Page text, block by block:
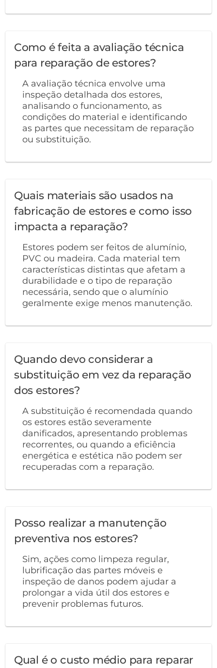
Como é feita a avaliação técnica
para reparação de estores?
A avaliação técnica envolve uma
inspeção detalhada dos estores,
analisando o funcionamento, as
condições do material e identificando
as partes que necessitam de reparação
ou substituição.
Quais materiais são usados na
fabricação de estores e como isso
impacta a reparação?
Estores podem ser feitos de alumínio,
PVC ou madeira. Cada material tem
características distintas que afetam a
durabilidade e o tipo de reparação
necessária, sendo que o alumínio
geralmente exige menos manutenção.
Quando devo considerar a
substituição em vez da reparação
dos estores?
A substituição é recomendada quando
os estores estão severamente
danificados, apresentando problemas
recorrentes, ou quando a eficiência
energética e estética não podem ser
recuperadas com a reparação.
Posso realizar a manutenção
preventiva nos estores?
Sim, ações como limpeza regular,
lubrificação das partes móveis e
inspeção de danos podem ajudar a
prolongar a vida útil dos estores e
prevenir problemas futuros.
Qual é o custo médio para reparar